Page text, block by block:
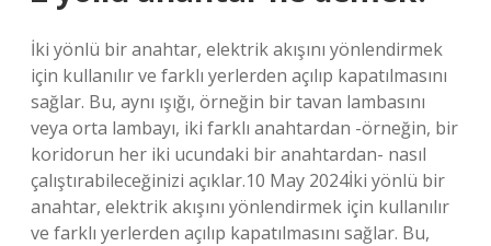
İki yönlü bir anahtar, elektrik akışını yönlendirmek
için kullanılır ve farklı yerlerden açılıp kapatılmasını
sağlar. Bu, aynı ışığı, örneğin bir tavan lambasını
veya orta lambayı, iki farklı anahtardan -örneğin, bir
koridorun her iki ucundaki bir anahtardan- nasıl
çalıştırabileceğinizi açıklar.10 May 2024İki yönlü bir
anahtar, elektrik akışını yönlendirmek için kullanılır
ve farklı yerlerden açılıp kapatılmasını sağlar. Bu,